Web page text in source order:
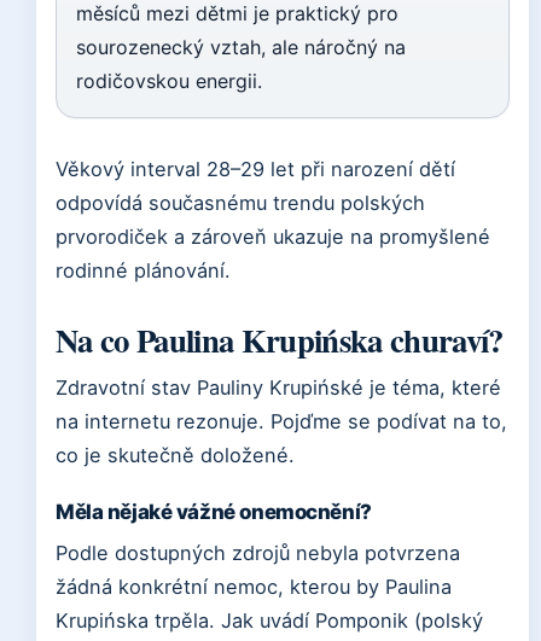
měsíců mezi dětmi je praktický pro
sourozenecký vztah, ale náročný na
rodičovskou energii.
Věkový interval 28–29 let při narození dětí
odpovídá současnému trendu polských
prvorodiček a zároveň ukazuje na promyšlené
rodinné plánování.
Na co Paulina Krupińska churaví?
Zdravotní stav Pauliny Krupińské je téma, které
na internetu rezonuje. Pojďme se podívat na to,
co je skutečně doložené.
Měla nějaké vážné onemocnění?
Podle dostupných zdrojů nebyla potvrzena
žádná konkrétní nemoc, kterou by Paulina
Krupińska trpěla. Jak uvádí Pomponik (polský